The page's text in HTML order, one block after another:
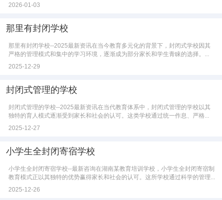
2026-01-03
那里有封闭学校
那里有封闭学校--2025最新资讯在当今教育多元化的背景下，封闭式学校因其
严格的管理模式和集中的学习环境，逐渐成为部分家长和学生青睐的选择。...
2025-12-29
封闭式管理的学校
封闭式管理的学校--2025最新资讯在当代教育体系中，封闭式管理的学校以其
独特的育人模式逐渐受到家长和社会的认可。这类学校通过统一作息、严格...
2025-12-27
小学生全封闭寄宿学校
小学生全封闭寄宿学校--最新咨询在湖南某教育培训学校，小学生全封闭寄宿制
教育模式正以其独特的优势赢得家长和社会的认可。这所学校通过科学的管理...
2025-12-26